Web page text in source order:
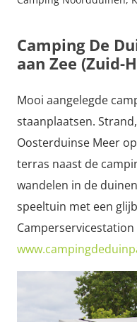
Camping De
aan Zee (Zuid-
Mooi aangelegde
staanplaatsen.
Oosterduinse Meer
terras naast de
wandelen in de
speeltuin met een
Camperservicestation